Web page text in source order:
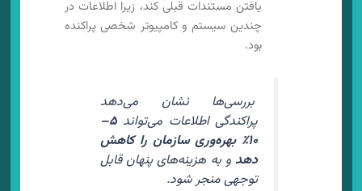
یافتن مستندات قبلی کند، زیرا اطلاعات در
چندین سیستم و کامپیوتر شخصی پراکنده
بود.
بررسی‌ها نشان می‌دهد
پراکندگی اطلاعات می‌تواند ۵–
۱۰٪ بهره‌وری سازمان را کاهش
دهدو به هزینه‌های پنهان قابل
توجهی منجر شود.